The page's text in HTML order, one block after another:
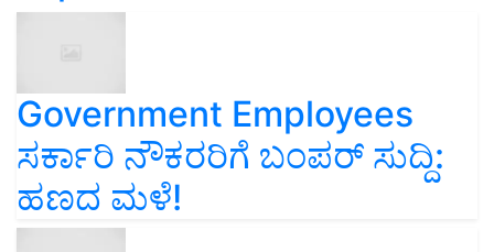
Government Employees
ಸರ್ಕಾರಿ ನೌಕರರಿಗೆ ಬಂಪರ್‌ ಸುದ್ದಿ:
ಹಣದ ಮಳೆ!